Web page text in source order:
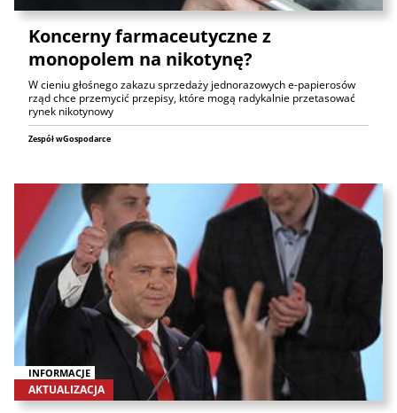
Koncerny farmaceutyczne z
monopolem na nikotynę?
W cieniu głośnego zakazu sprzedaży jednorazowych e-papierosów
rząd chce przemycić przepisy, które mogą radykalnie przetasować
rynek nikotynowy
Zespół wGospodarce
INFORMACJE
AKTUALIZACJA